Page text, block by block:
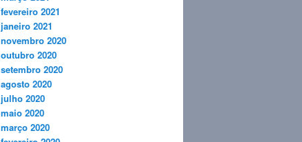
fevereiro 2021
janeiro 2021
novembro 2020
outubro 2020
setembro 2020
agosto 2020
julho 2020
maio 2020
março 2020